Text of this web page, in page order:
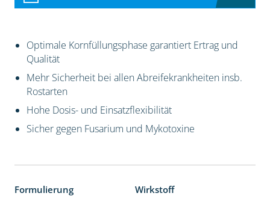
Optimale Kornfüllungsphase garantiert Ertrag und
Qualität
Mehr Sicherheit bei allen Abreifekrankheiten insb.
Rostarten
Hohe Dosis- und Einsatzflexibilität
Sicher gegen Fusarium und Mykotoxine
Formulierung Wirkstoff